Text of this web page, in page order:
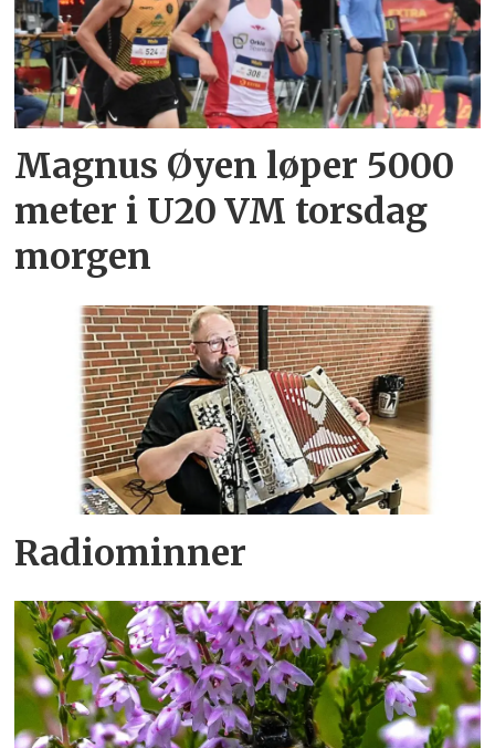
Magnus Øyen løper 5000
meter i U20 VM torsdag
morgen
Radiominner